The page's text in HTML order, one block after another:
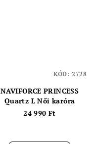
NAVIFORCE PRINCESS
Quartz L Női karóra
24 990 Ft
KÓD: 2728